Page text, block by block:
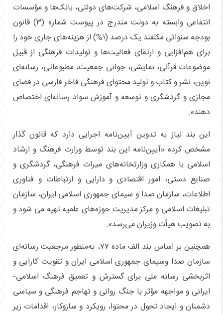
اخلاق و فرهنگ اسلامی، شرکت‌های دولتی، بانک‌ها و مؤسسات
انتفاعی وابسته به دولت مندرج در پیوست شماره (۳) قانون
بودجه سنواتی مکلفند یک درصد (۱%) از هزینه‌های جاری خود را
برای هم‌افزایی و ارتقای ‌فعالیت‌ها و تولیدات فرهنگی از قبیل
موضوعات قرآنی، نمایشی، جوانی جمعیت، مطبوعاتی، رسانه‌ای
نوین، نشر و کتاب و تولید محتوای فرهنگی فاخر فارسی در فضای
مجازی و گردشگری و توسعه و آموزش سواد رسانه‌ای اختصاص
دهند».
این بند نیاز به تدوین آیین‌نامه اجرایی دارد که قانون گذار
مشخص کرده «آیین‌نامه این بند توسط وزارت فرهنگ و ارشاد
اسلامی با همکاری وزارتخانه‌های میراث فرهنگی، گردشگری و
صنایع ‌دستی، امور اقتصادی و دارایی و ارتباطات و فناوری
اطلاعات، سازمان صدا و سیمای جمهوری اسلامی ایران، سازمان
تبلیغات اسلامی و مرکز مدیریت حوزه‌های علمیه تهیه می شود و
به تصویب هیأت وزیران‌ می‌رسد».
همچنین بر اساس بند الف ماده ۷۷، به‌منظور مرجعیت رسانه‌ای
سازمان صدا وسیمای جمهوری اسلامی ایران و تقویت کارایی و
اثربخشی رسانه ملی برای گسترش و تعمیق فرهنگ اسلامی-
ایرانی و مواجهه مؤثر با جنگ روانی و تهاجم فرهنگی و سیاسی
دشمنان و ایجاد تحول در محتوا، رویکرد و سازوکار، اقدامات زیر